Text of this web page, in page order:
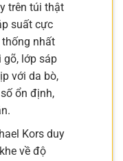
trên túi thật
suất cực
nhất
gõ, lớp sáp
với da bò,
ổn định,
Kors duy
về độ